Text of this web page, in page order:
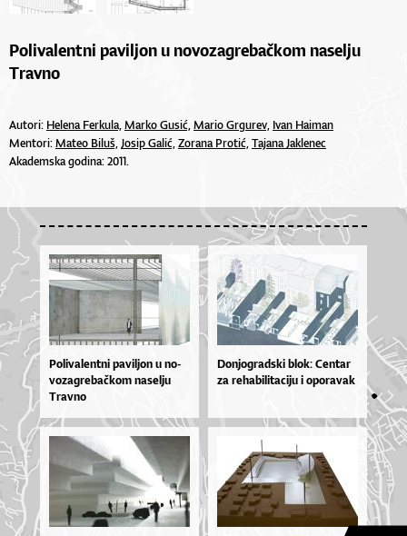
Polivalentni paviljon u novozagrebačkom naselju
Travno
Autori: Helena Ferkula,Marko Gusić,Mario Grgurev, Ivan Haiman
Mentori:Mateo Biluš,Josip Galić,Zorana Protić,Tajana Jaklenec
Akademska godina: 2011.
Po­li­va­len­tni pa­vil­jon u no­
vo­za­gre­ba­čkom na­sel­ju
Trav­no
Don­jo­grad­ski blo­k: Cen­tar
za re­ha­bi­li­ta­ci­ju i opo­ra­vak